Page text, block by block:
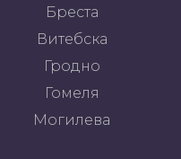
Бреста
Витебска
Гродно
Гомеля
Могилева